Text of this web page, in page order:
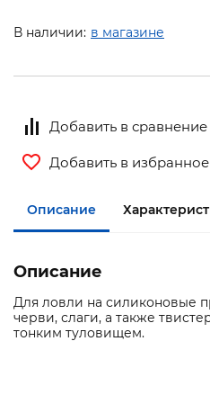
В наличии: в магазине
Добавить в сравнение
Добавить в избранное
Описание
Описание
Для ловли на силиконовые
черви, слаги, а также
тонким туловищем.